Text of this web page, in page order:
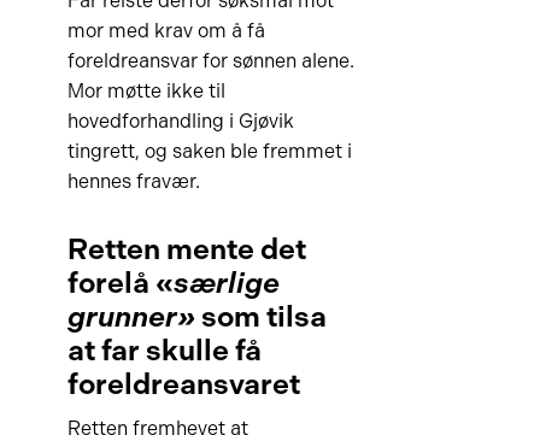
mor med krav om å få
foreldreansvar for sønnen alene.
Mor møtte ikke til
hovedforhandling i Gjøvik
tingrett, og saken ble fremmet i
hennes fravær.
Retten mente det
forelå «særlige
grunner» som tilsa
at far skulle få
foreldreansvaret
Retten fremhevet at